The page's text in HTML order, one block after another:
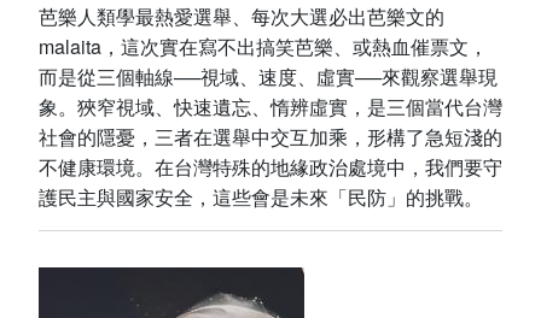
芭樂人類學最熱愛選舉、每次大選必出芭樂文的
malaita，這次實在寫不出搞笑芭樂、或熱血催票文，
而是從三個軸線──視域、速度、虛實──來觀察選舉現
象。狹窄視域、快速遺忘、惰辨虛實，是三個當代台灣
社會的隱憂，三者在選舉中交互加乘，形構了急短淺的
不健康環境。在台灣特殊的地緣政治處境中，我們要守
護民主與國家安全，這些會是未來「民防」的挑戰。